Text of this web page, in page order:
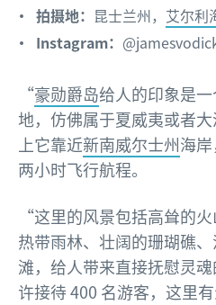
拍摄地： 昆士兰州， 艾尔利
Instagram：
“豪勋爵岛给人的印象是
地，仿佛属于夏威夷或者
上它靠近新南威尔士州海
两小时飞行航程。
“这里的风景包括高耸的
热带雨林、壮阔的珊瑚礁
滩，给人带来直接抚慰灵
许接待 400 名游客，这里